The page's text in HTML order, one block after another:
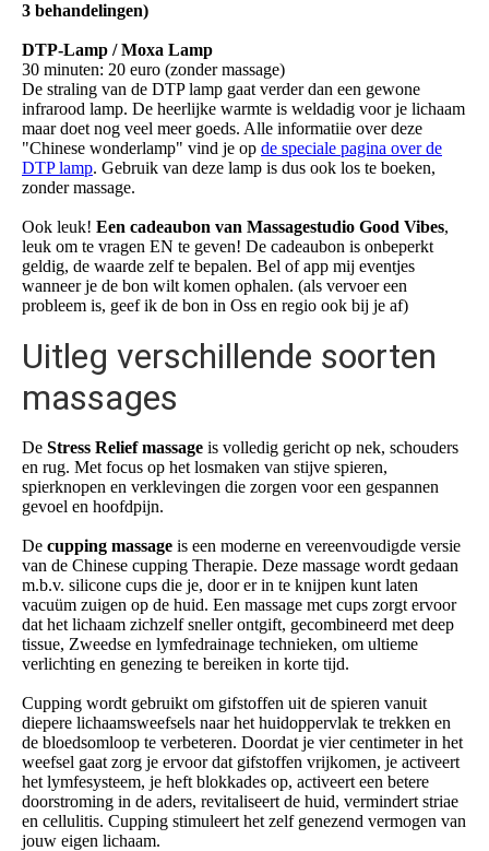
3 behandelingen)
DTP-Lamp / Moxa Lamp
30 minuten: 20 euro (zonder massage)
De straling van de DTP lamp gaat verder dan een gewone
infrarood lamp. De heerlijke warmte is weldadig voor je lichaam
maar doet nog veel meer goeds. Alle informatiie over deze
"Chinese wonderlamp" vind je op de speciale pagina over de
DTP lamp. Gebruik van deze lamp is dus ook los te boeken,
zonder massage.
Ook leuk! Een cadeaubon van Massagestudio Good Vibes,
leuk om te vragen EN te geven! De cadeaubon is onbeperkt
geldig, de waarde zelf te bepalen. Bel of app mij eventjes
wanneer je de bon wilt komen ophalen. (als vervoer een
probleem is, geef ik de bon in Oss en regio ook bij je af)
Uitleg verschillende soorten
massages
De Stress Relief massage is volledig gericht op nek, schouders
en rug. Met focus op het losmaken van stijve spieren,
spierknopen en verklevingen die zorgen voor een gespannen
gevoel en hoofdpijn.
De cupping massage is een moderne en vereenvoudigde versie
van de Chinese cupping Therapie. Deze massage wordt gedaan
m.b.v. silicone cups die je, door er in te knijpen kunt laten
vacuüm zuigen op de huid. Een massage met cups zorgt ervoor
dat het lichaam zichzelf sneller ontgift, gecombineerd met deep
tissue, Zweedse en lymfedrainage technieken, om ultieme
verlichting en genezing te bereiken in korte tijd.
Cupping wordt gebruikt om gifstoffen uit de spieren vanuit
diepere lichaamsweefsels naar het huidoppervlak te trekken en
de bloedsomloop te verbeteren. Doordat je vier centimeter in het
weefsel gaat zorg je ervoor dat gifstoffen vrijkomen, je activeert
het lymfesysteem, je heft blokkades op, activeert een betere
doorstroming in de aders, revitaliseert de huid, vermindert striae
en cellulitis. Cupping stimuleert het zelf genezend vermogen van
jouw eigen lichaam.